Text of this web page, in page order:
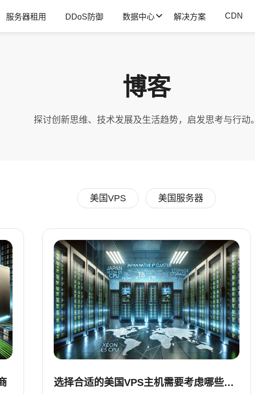
服务器租用 DDoS防御 数据中心 解决方案 CDN
博客
探讨创新思维、技术发展及生活趋势，启发思考与行动。
美国VPS 美国服务器
选择合适的美国VPS主机需要考虑哪些因